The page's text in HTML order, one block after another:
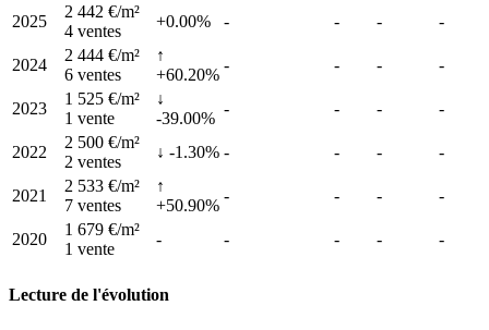
2025
2 442 €/m²
4 ventes
+0.00% - - - -
2024
2 444 €/m²
6 ventes
↑
+60.20%
- - - -
2023
1 525 €/m²
1 vente
↓
-39.00%
- - - -
2022
2 500 €/m²
2 ventes
↓ -1.30% - - - -
2021
2 533 €/m²
7 ventes
↑
+50.90%
- - - -
2020
1 679 €/m²
1 vente
- - - - -
Lecture de l'évolution